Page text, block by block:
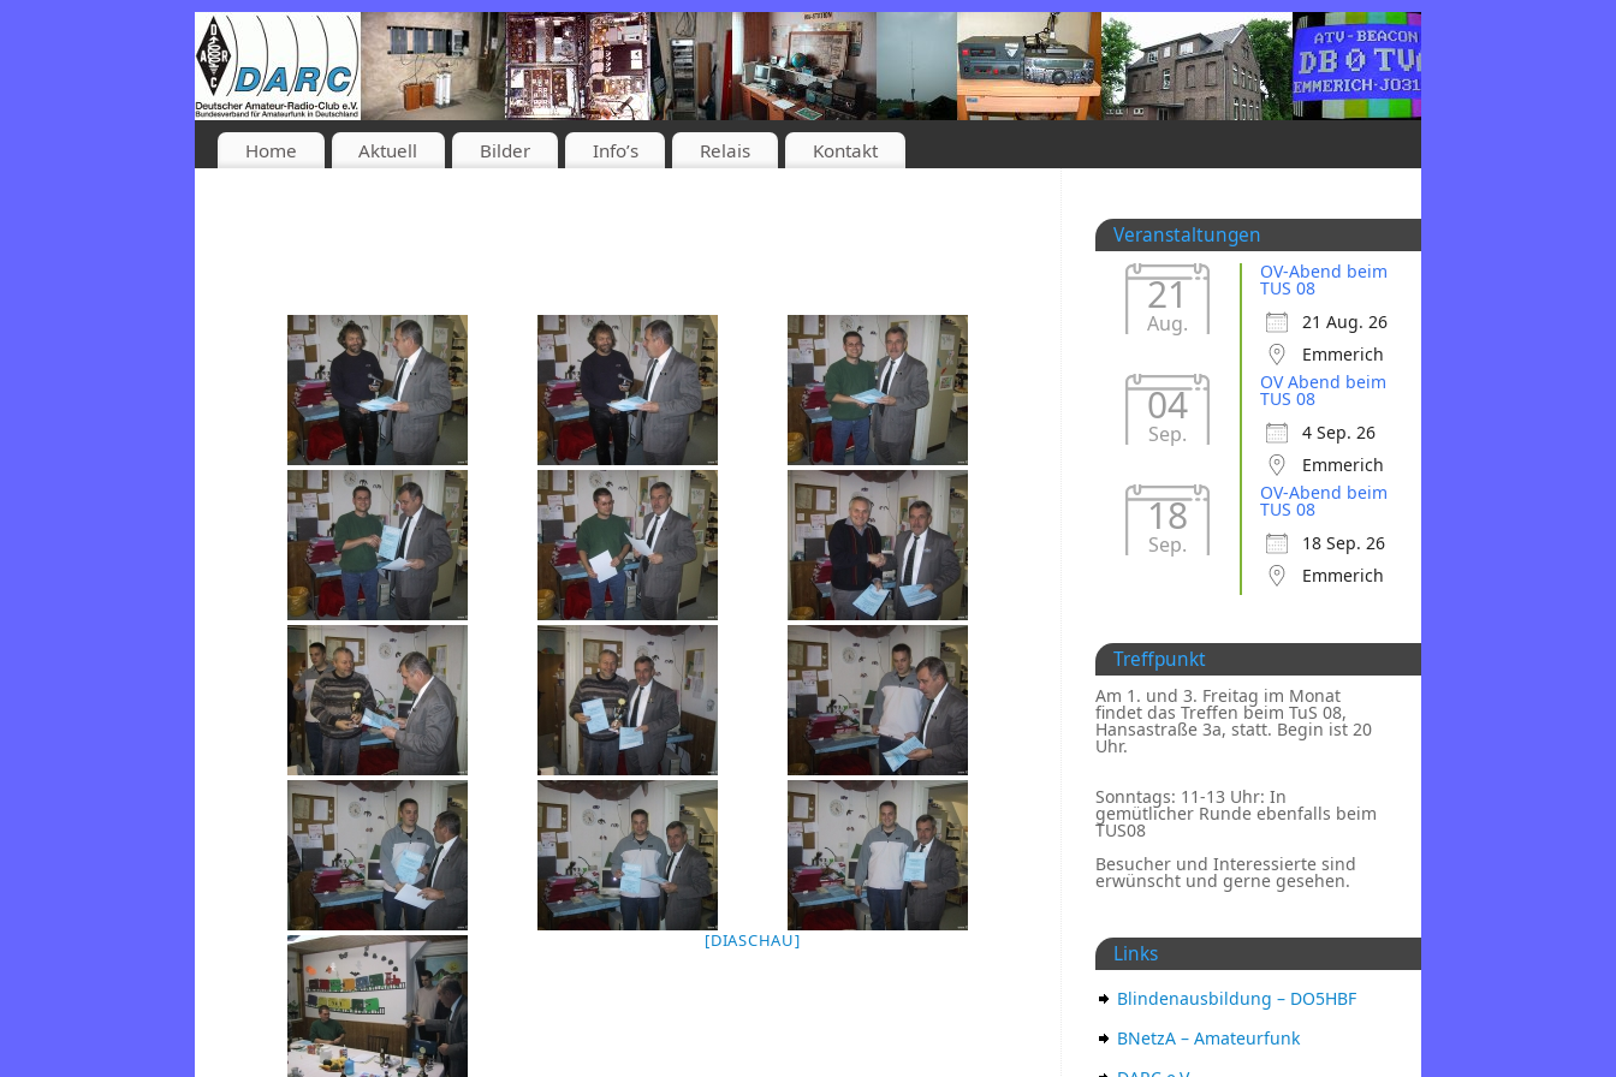
Home Aktuell Bilder Info’s Relais Kontakt
[DIASCHAU]
Veranstaltungen
21
Aug.
OV-Abend beim
TUS 08
21 Aug. 26
Emmerich
04
Sep.
OV Abend beim
TUS 08
4 Sep. 26
Emmerich
18
Sep.
OV-Abend beim
TUS 08
18 Sep. 26
Emmerich
Treffpunkt
Am 1. und 3. Freitag im Monat
findet das Treffen beim TuS 08,
Hansastraße 3a, statt. Begin ist 20
Uhr.
Sonntags: 11-13 Uhr: In
gemütlicher Runde ebenfalls beim
TUS08
Besucher und Interessierte sind
erwünscht und gerne gesehen.
Links
Blindenausbildung – DO5HBF
BNetzA – Amateurfunk